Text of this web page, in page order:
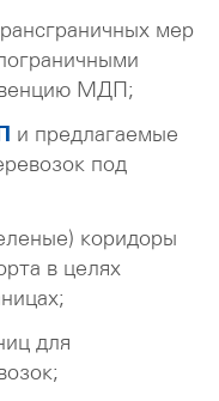
мер
МДП;
и предлагаемые
под
коридоры
в целях
для